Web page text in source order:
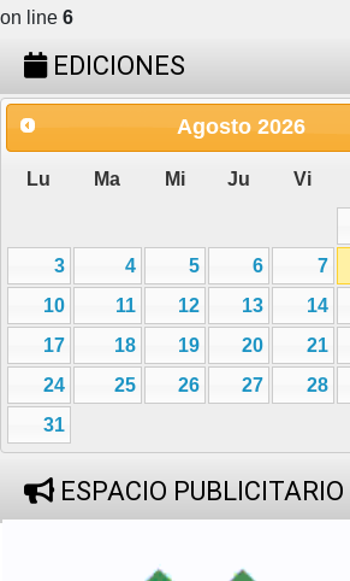
on line 6
EDICIONES
Agosto 2026
Lu Ma Mi Ju Vi
3
4 5 6 7
10
11 12 13 14
17
18 19 20 21
24
25 26 27 28
31
ESPACIO PUBLICITARIO